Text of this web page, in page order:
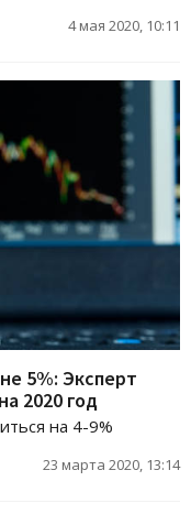
4 мая 2020, 10:11
5%: Эксперт
2020 год
на 4-9%
23 марта 2020, 13:14